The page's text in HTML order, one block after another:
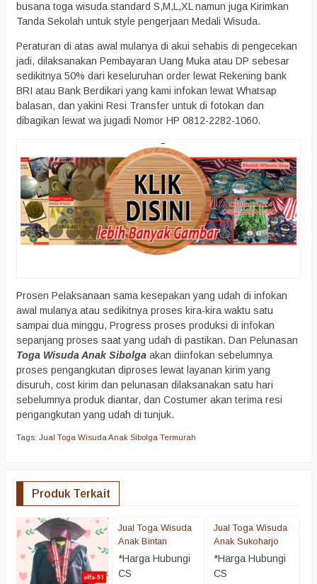
busana toga wisuda standard S,M,L,XL namun juga Kirimkan
Tanda Sekolah untuk style pengerjaan Medali Wisuda.
Peraturan di atas awal mulanya di akui sehabis di pengecekan
jadi, dilaksanakan Pembayaran Uang Muka atau DP sebesar
sedikitnya 50% dari keseluruhan order lewat Rekening bank
BRI atau Bank Berdikari yang kami infokan lewat Whatsap
balasan, dan yakini Resi Transfer untuk di fotokan dan
dibagikan lewat wa jugadi Nomor HP 0812-2282-1060.
Prosen Pelaksanaan sama kesepakan yang udah di infokan
awal mulanya atau sedikitnya proses kira-kira waktu satu
sampai dua minggu, Progress proses produksi di infokan
sepanjang proses saat yang udah di pastikan. Dan Pelunasan
Toga Wisuda Anak Sibolga akan diinfokan sebelumnya
proses pengangkutan diproses lewat layanan kirim yang
disuruh, cost kirim dan pelunasan dilaksanakan satu hari
sebelumnya produk diantar, dan Costumer akan terima resi
pengangkutan yang udah di tunjuk.
Tags: Jual Toga Wisuda Anak Sibolga Termurah
Produk Terkait
Jual Toga Wisuda
Anak Bintan
*Harga Hubungi
CS
Jual Toga Wisuda
Anak Sukoharjo
*Harga Hubungi
CS